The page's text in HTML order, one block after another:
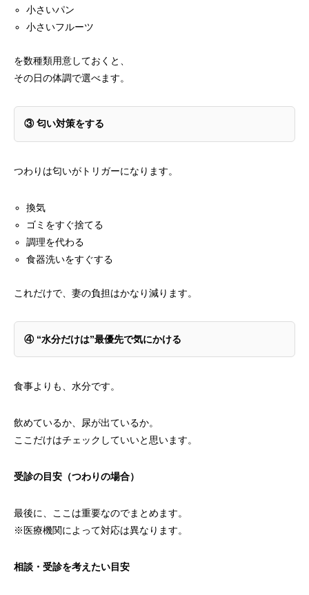
小さいパン
小さいフルーツ
を数種類用意しておくと、
その日の体調で選べます。
③匂い対策をする
つわりは匂いがトリガーになります。
換気
ゴミをすぐ捨てる
調理を代わる
食器洗いをすぐする
これだけで、妻の負担はかなり減ります。
④ “水分だけは”最優先で気にかける
食事よりも、水分です。
飲めているか、尿が出ているか。
ここだけはチェックしていいと思います。
受診の目安（つわりの場合）
最後に、ここは重要なのでまとめます。
※医療機関によって対応は異なります。
相談・受診を考えたい目安